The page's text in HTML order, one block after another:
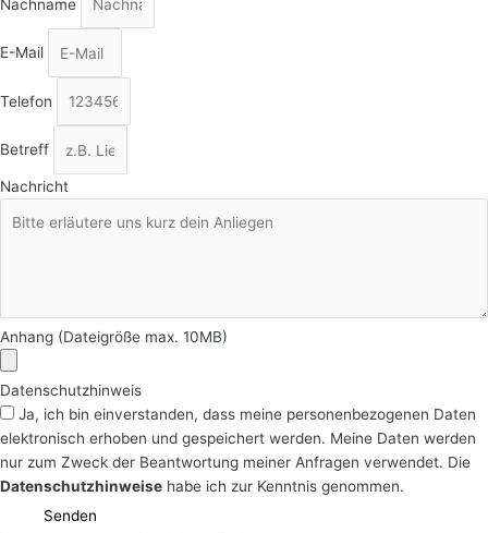
Nachname
E-Mail
Telefon
Betreff
Nachricht
Anhang (Dateigröße max. 10MB)
Datenschutzhinweis
Ja, ich bin einverstanden, dass meine personenbezogenen Daten
elektronisch erhoben und gespeichert werden. Meine Daten werden
nur zum Zweck der Beantwortung meiner Anfragen verwendet. Die
Datenschutzhinweise habe ich zur Kenntnis genommen.
Senden